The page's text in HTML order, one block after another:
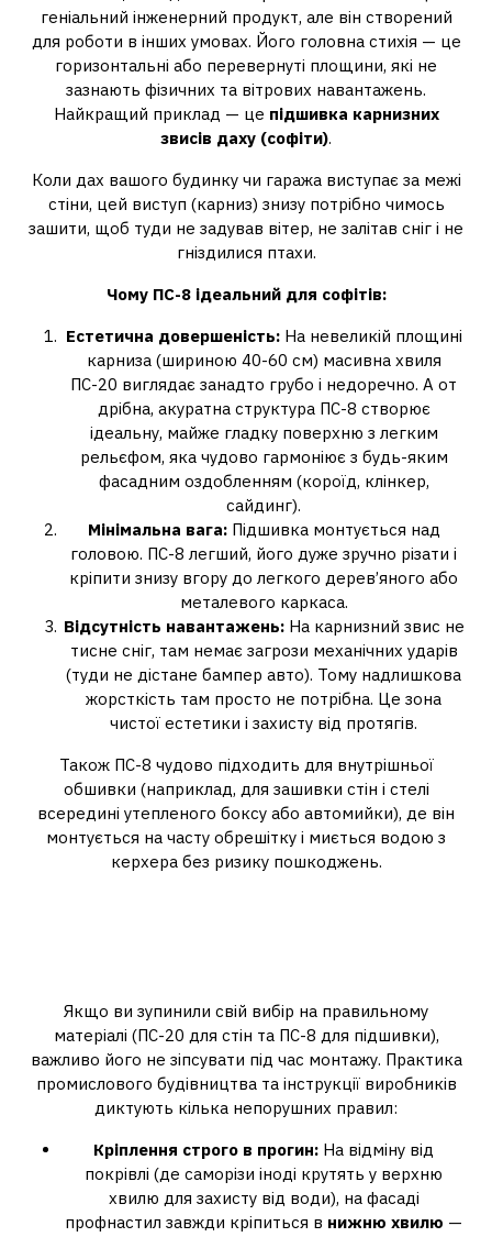
геніальний інженерний продукт, але він створений
для роботи в інших умовах. Його головна стихія — це
горизонтальні або перевернуті площини, які не
зазнають фізичних та вітрових навантажень.
Найкращий приклад — це підшивка карнизних
звисів даху (софіти).
Коли дах вашого будинку чи гаража виступає за межі
стіни, цей виступ (карниз) знизу потрібно чимось
зашити, щоб туди не задував вітер, не залітав сніг і не
гніздилися птахи.
Чому ПС-8 ідеальний для софітів:
Естетична довершеність:На невеликій площині
карниза (шириною 40-60 см) масивна хвиля
ПС-20 виглядає занадто грубо і недоречно. А от
дрібна, акуратна структура ПС-8 створює
ідеальну, майже гладку поверхню з легким
рельєфом, яка чудово гармоніює з будь-яким
фасадним оздобленням (короїд, клінкер,
сайдинг).
Мінімальна вага:Підшивка монтується над
головою. ПС-8 легший, його дуже зручно різати і
кріпити знизу вгору до легкого дерев’яного або
металевого каркаса.
Відсутність навантажень:На карнизний звис не
тисне сніг, там немає загрози механічних ударів
(туди не дістане бампер авто). Тому надлишкова
жорсткість там просто не потрібна. Це зона
чистої естетики і захисту від протягів.
Також ПС-8 чудово підходить для внутрішньої
обшивки (наприклад, для зашивки стін і стелі
всередині утепленого боксу або автомийки), де він
монтується на часту обрешітку і миється водою з
керхера без ризику пошкоджень.
Якщо ви зупинили свій вибір на правильному
матеріалі (ПС-20 для стін та ПС-8 для підшивки),
важливо його не зіпсувати під час монтажу. Практика
промислового будівництва та інструкції виробників
диктують кілька непорушних правил:
Кріплення строго в прогин: На відміну від
покрівлі (де саморізи іноді крутять у верхню
хвилю для захисту від води), на фасаді
профнастил завжди кріпиться в нижню хвилю —